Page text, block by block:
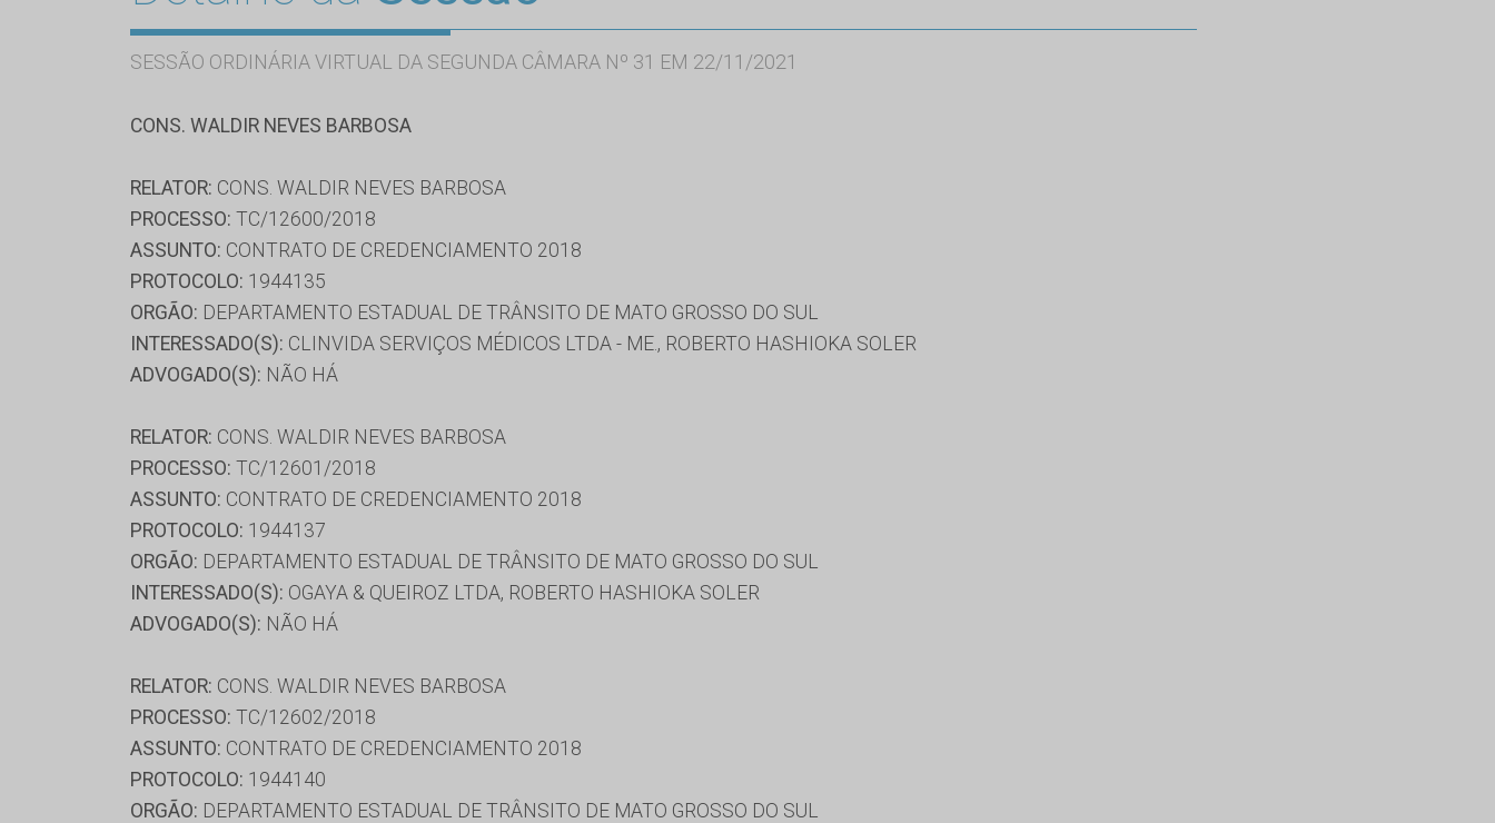
SESSÃO ORDINÁRIA VIRTUAL DA SEGUNDA CÂMARA Nº 31 EM 22/11/2021
CONS. WALDIR NEVES BARBOSA
RELATOR: CONS. WALDIR NEVES BARBOSA
PROCESSO: TC/12600/2018
ASSUNTO: CONTRATO DE CREDENCIAMENTO 2018
PROTOCOLO: 1944135
ORGÃO: DEPARTAMENTO ESTADUAL DE TRÂNSITO DE MATO GROSSO DO SUL
INTERESSADO(S): CLINVIDA SERVIÇOS MÉDICOS LTDA - ME., ROBERTO HASHIOKA SOLER
ADVOGADO(S): NÃO HÁ
RELATOR: CONS. WALDIR NEVES BARBOSA
PROCESSO: TC/12601/2018
ASSUNTO: CONTRATO DE CREDENCIAMENTO 2018
PROTOCOLO: 1944137
ORGÃO: DEPARTAMENTO ESTADUAL DE TRÂNSITO DE MATO GROSSO DO SUL
INTERESSADO(S): OGAYA & QUEIROZ LTDA, ROBERTO HASHIOKA SOLER
ADVOGADO(S): NÃO HÁ
RELATOR: CONS. WALDIR NEVES BARBOSA
PROCESSO: TC/12602/2018
ASSUNTO: CONTRATO DE CREDENCIAMENTO 2018
PROTOCOLO: 1944140
ORGÃO: DEPARTAMENTO ESTADUAL DE TRÂNSITO DE MATO GROSSO DO SUL